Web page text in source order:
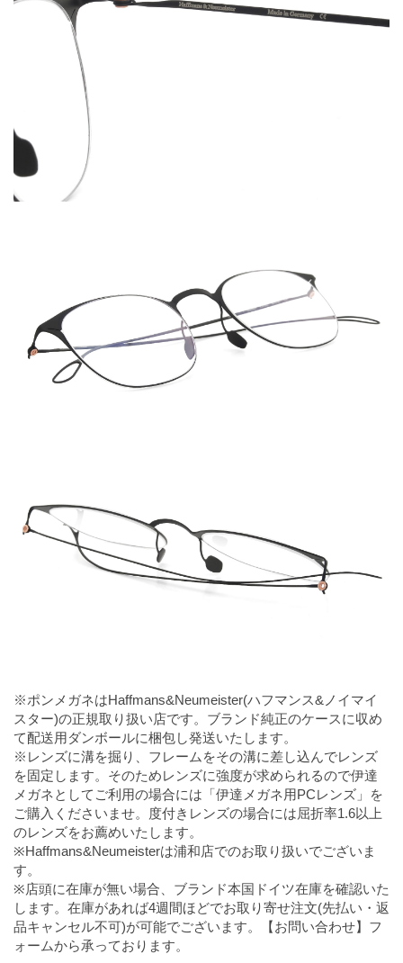
※ポンメガネはHaffmans&Neumeister(ハフマンス&ノイマイ
スター)の正規取り扱い店です。ブランド純正のケースに収め
て配送用ダンボールに梱包し発送いたします。
※レンズに溝を掘り、フレームをその溝に差し込んでレンズ
を固定します。そのためレンズに強度が求められるので伊達
メガネとしてご利用の場合には「伊達メガネ用PCレンズ」を
ご購入くださいませ。度付きレンズの場合には屈折率1.6以上
のレンズをお薦めいたします。
※Haffmans&Neumeisterは浦和店でのお取り扱いでございま
す。
※店頭に在庫が無い場合、ブランド本国ドイツ在庫を確認いた
します。在庫があれば4週間ほどでお取り寄せ注文(先払い・返
品キャンセル不可)が可能でございます。【お問い合わせ】フ
ォームから承っております。